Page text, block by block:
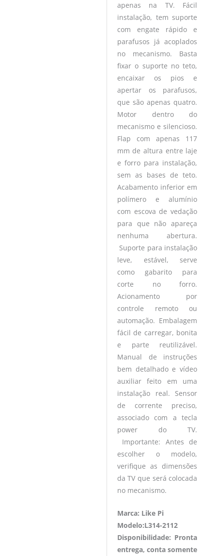
apenas na TV. Fácil
instalação, tem suporte
com engate rápido e
parafusos já acoplados
no mecanismo. Basta
fixar o suporte no teto,
encaixar os pios e
apertar os parafusos,
que são apenas quatro.
Motor dentro do
mecanismo e silencioso.
Flap com apenas 117
mm de altura entre laje
e forro para instalação,
sem as bases de teto.
Acabamento inferior em
polímero e alumínio
com escova de vedação
para que não apareça
nenhuma abertura.
Suporte para instalação
leve, estável, serve
como gabarito para
corte no forro.
Acionamento por
controle remoto ou
automação. Embalagem
fácil de carregar, bonita
e parte reutilizável.
Manual de instruções
bem detalhado e vídeo
auxiliar feito em uma
instalação real. Sensor
de corrente preciso,
associado com a tecla
power do TV.
Importante: Antes de
escolher o modelo,
verifique as dimensões
da TV que será colocada
no mecanismo.
Marca: Like Pi
Modelo:L314-2112
Disponibilidade: Pronta
entrega, conta somente